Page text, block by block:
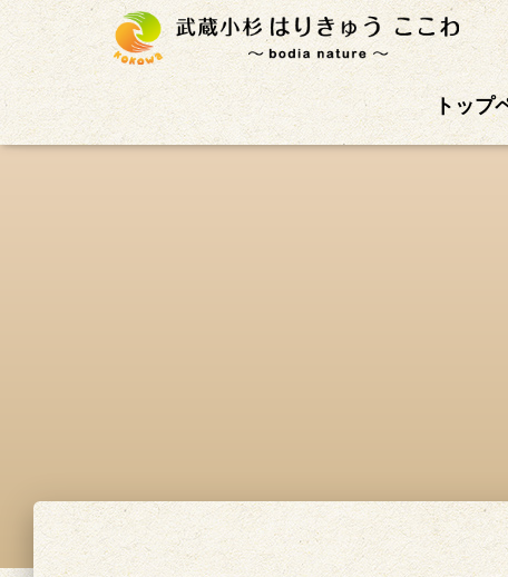
武蔵小杉徒歩4分の鍼灸治療院。首肩こり、腰痛、自律
トップ